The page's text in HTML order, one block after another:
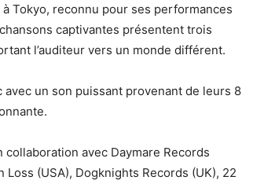
Tokyo, reconnu pour ses performances
captivantes présentent trois
l’auditeur vers un monde différent.
un son puissant provenant de leurs 8
collaboration avec Daymare Records
(USA), Dogknights Records (UK), 22